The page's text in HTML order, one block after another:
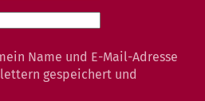
Name und E-Mail-Adresse
gespeichert und